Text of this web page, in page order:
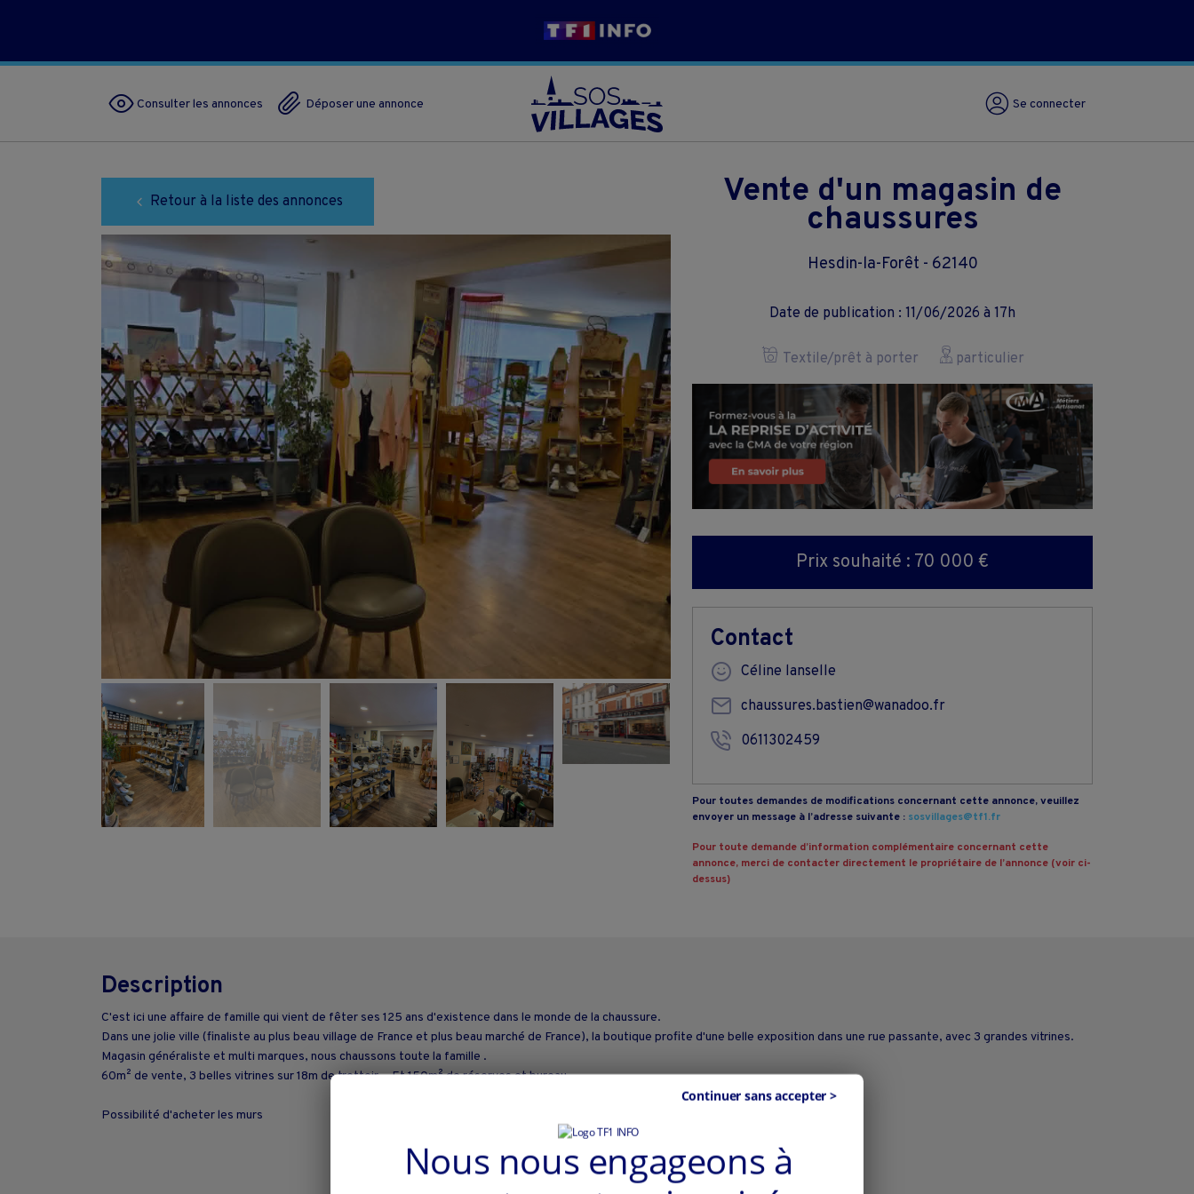
Consulter les annonces Déposer une annonce Se connecter
Retour à la liste des annonces Vente d'un magasin de
chaussures
Hesdin-la-Forêt - 62140
Date de publication : 11/06/2026 à 17h
Textile/prêt à porter particulier
Prix souhaité : 70 000 €
Contact
Céline lanselle
chaussures.bastien@wanadoo.fr
0611302459
Pour toutes demandes de modifications concernant cette annonce, veuillez
envoyer un message à l’adresse suivante : sosvillages@tf1.fr
Pour toute demande d’information complémentaire concernant cette
annonce, merci de contacter directement le propriétaire de l’annonce (voir ci-
dessus)
Description
C'est ici une affaire de famille qui vient de fêter ses 125 ans d'existence dans le monde de la chaussure.
Dans une jolie ville (finaliste au plus beau village de France et plus beau marché de France), la boutique profite d'une belle exposition dans une rue passante, avec 3 grandes vitrines.
Magasin généraliste et multi marques, nous chaussons toute la famille .
60m² de vente, 3 belles vitrines sur 18m de trottoir... Et 150m² de réserves et bureau.
Possibilité d'acheter les murs
Nous nous engageons à
Continuer sans accepter >